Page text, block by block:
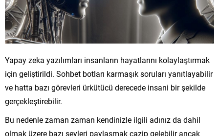
Yapay zeka yazılımları insanların hayatlarını kolaylaştırmak
için geliştirildi. Sohbet botları karmaşık soruları yanıtlayabilir
ve hatta bazı görevleri ürkütücü derecede insani bir şekilde
gerçekleştirebilir.
Bu nedenle zaman zaman kendinizle ilgili adınız da dahil
olmak üzere bazı şeyleri paylaşmak cazip gelebilir ancak